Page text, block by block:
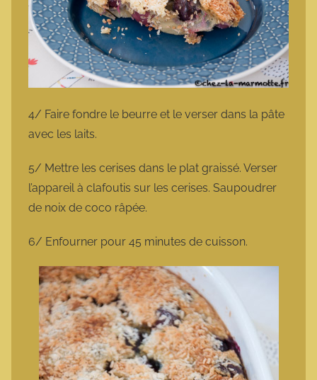
4/ Faire fondre le beurre et le verser dans la pâte
avec les laits.
5/ Mettre les cerises dans le plat graissé. Verser
l’appareil à clafoutis sur les cerises. Saupoudrer
de noix de coco râpée.
6/ Enfourner pour 45 minutes de cuisson.